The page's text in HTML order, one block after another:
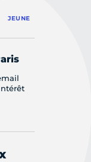
JEUNE